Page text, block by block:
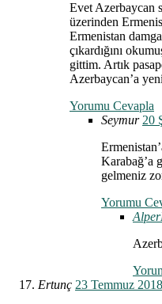
Evet Azerbaycan
üzerinden
Ermenistan
çıkardığını
gittim. Artık
Azerbaycan’a
Yorumu Cevapla
Seymur 20
Karabağ’a
gelmeniz
Yorumu
Ertunç 23 Temmuz